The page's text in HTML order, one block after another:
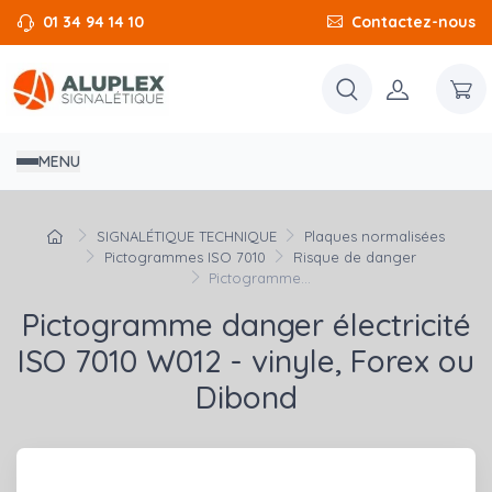
01 34 94 14 10 Contactez-nous
MENU
SIGNALÉTIQUE TECHNIQUE
Plaques normalisées
Pictogrammes ISO 7010
Risque de danger
Pictogramme...
Pictogramme danger électricité
ISO 7010 W012 - vinyle, Forex ou
Dibond